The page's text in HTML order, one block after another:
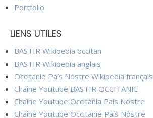
Portfolio
LIENS UTILES
BASTIR Wikipedia occitan
BASTIR Wikipedia anglais
Occitanie País Nòstre Wikipedia français
Chaîne Youtube BASTIR OCCITANIE
Chaîne Youtube Occitània País Nòstre
Chaîne Youtube Occitanie País Nòstre